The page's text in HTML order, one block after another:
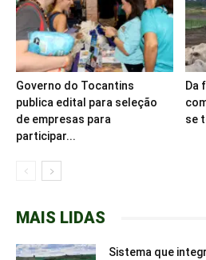
Governo do Tocantins
publica edital para seleção
de empresas para
participar...
Da
se
MAIS LIDAS
Sistema que